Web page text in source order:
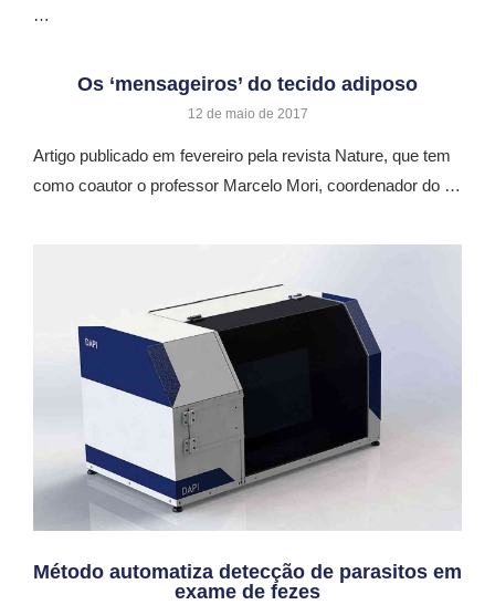
…
Os ‘mensageiros’ do tecido adiposo
12 de maio de 2017
Artigo publicado em fevereiro pela revista Nature, que tem
como coautor o professor Marcelo Mori, coordenador do …
Método automatiza detecção de parasitos em
exame de fezes